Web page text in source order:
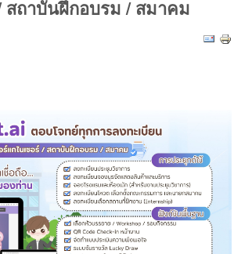
สถาบันฝึกอบรม / สมาคม